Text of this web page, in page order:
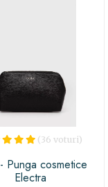
(36 voturi)
Punga cosmetice
Electra